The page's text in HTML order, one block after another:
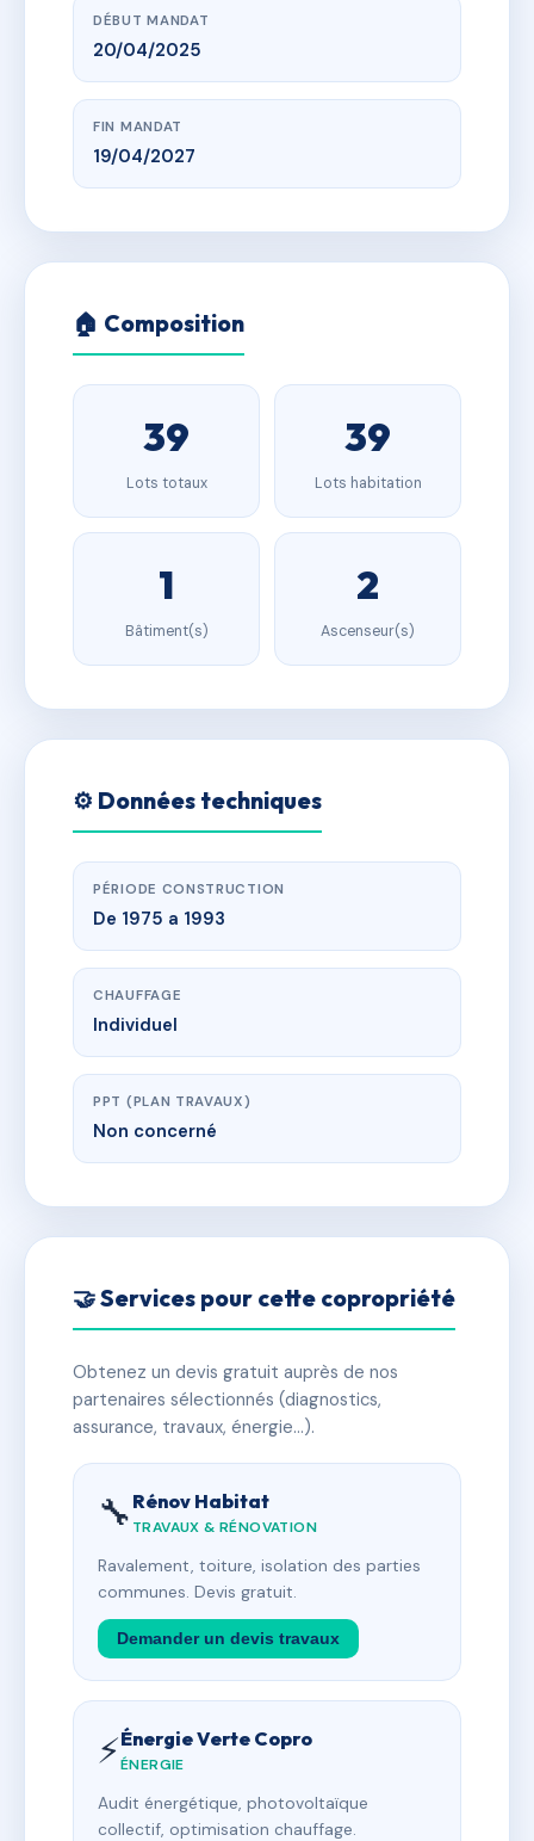
DÉBUT MANDAT
20/04/2025
FIN MANDAT
19/04/2027
🏠 Composition
39
Lots totaux
39
Lots habitation
1
Bâtiment(s)
2
Ascenseur(s)
⚙️ Données techniques
PÉRIODE CONSTRUCTION
De 1975 a 1993
CHAUFFAGE
Individuel
PPT (PLAN TRAVAUX)
Non concerné
🤝 Services pour cette copropriété
Obtenez un devis gratuit auprès de nos
partenaires sélectionnés (diagnostics,
assurance, travaux, énergie…).
🔧 Rénov Habitat
TRAVAUX & RÉNOVATION
Ravalement, toiture, isolation des parties
communes. Devis gratuit.
Demander un devis travaux
⚡Énergie Verte Copro
ÉNERGIE
Audit énergétique, photovoltaïque
collectif, optimisation chauffage.